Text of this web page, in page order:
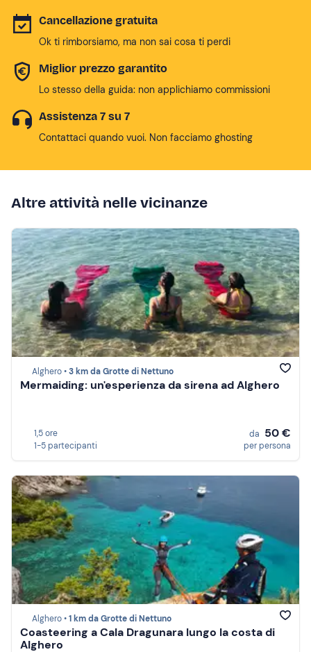
Cancellazione gratuita
Ok ti rimborsiamo, ma non sai cosa ti perdi
Miglior prezzo garantito
Lo stesso della guida: non applichiamo commissioni
Assistenza 7 su 7
Contattaci quando vuoi. Non facciamo ghosting
Altre attività nelle vicinanze
Alghero •3 km da Grotte di Nettuno
Mermaiding: un'esperienza da sirena ad Alghero
1,5 ore
1-5 partecipanti
da 50 €
per persona
Alghero •1 km da Grotte di Nettuno
Coasteering a Cala Dragunara lungo la costa di
Alghero